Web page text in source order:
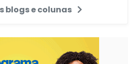
blogs e colunas